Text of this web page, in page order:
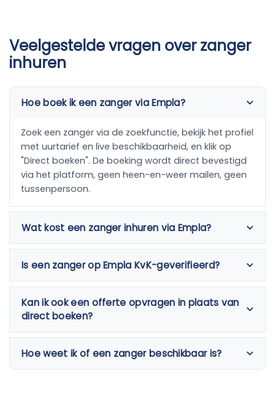
Veelgestelde vragen over zanger
inhuren
Hoe boek ik een zanger via Empla?
Zoek een zanger via de zoekfunctie, bekijk het profiel
met uurtarief en live beschikbaarheid, en klik op
"Direct boeken". De boeking wordt direct bevestigd
via het platform, geen heen-en-weer mailen, geen
tussenpersoon.
Wat kost een zanger inhuren via Empla?
Is een zanger op Empla KvK-geverifieerd?
Kan ik ook een offerte opvragen in plaats van
direct boeken?
Hoe weet ik of een zanger beschikbaar is?